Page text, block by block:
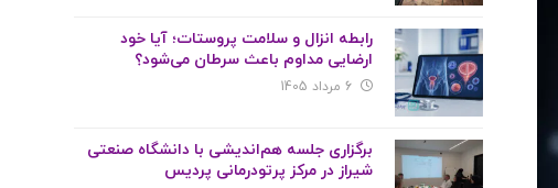
رابطه انزال و سلامت پروستات؛ آیا خود
ارضایی مداوم باعث سرطان می‌شود؟
6 مرداد 1405
برگزاری جلسه هم‌اندیشی با دانشگاه صنعتی
شیراز در مرکز پرتودرمانی پردیس